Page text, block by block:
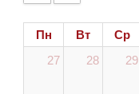
Пн Вт Ср
27
28 29